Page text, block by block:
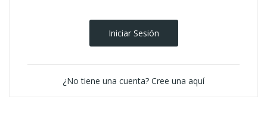
Iniciar Sesión
¿No tiene una cuenta? Cree una aquí